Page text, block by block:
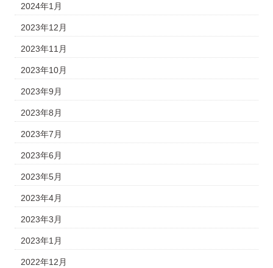
2024年1月
2023年12月
2023年11月
2023年10月
2023年9月
2023年8月
2023年7月
2023年6月
2023年5月
2023年4月
2023年3月
2023年1月
2022年12月